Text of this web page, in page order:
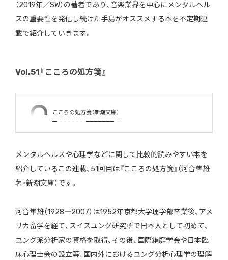
（2019年／SW）の著者であり、音楽業界を中心にメンタルヘル
スの重要性を発信し続けた手島がオススメする本を不定期連
載で紹介していきます。
Vol.51『こころの処方箋』
こころの処方箋（新潮文庫）
メンタルヘルスや心理学などに関して比較的読みやすい本を
紹介しているこの連載、51回目は『こころの処方箋』（河合隼雄
著・新潮文庫）です。
河合隼雄（1928―2007）は1952年京都大学理学部卒業後、アメ
リカ留学を経て、スイスユング研究所で日本人として初めて、
ユング派分析家の資格を取得、その後、国際箱庭学会や日本臨
床心理士会の設立等、国内外におけるユング分析心理学の理解